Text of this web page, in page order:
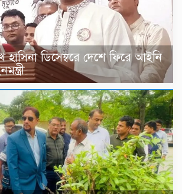
ডিসেম্বরে দেশে ফিরে আইনি